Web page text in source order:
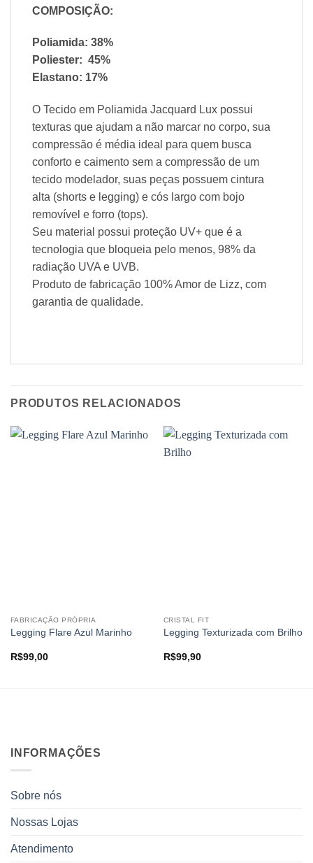
COMPOSIÇÃO:
Poliamida: 38%
Poliester: 45%
Elastano: 17%
O Tecido em Poliamida Jacquard Lux possui
texturas que ajudam a não marcar no corpo, sua
compressão é média ideal para quem busca
conforto e caimento sem a compressão de um
tecido modelador, suas peças possuem cintura
alta (shorts e legging) e cós largo com bojo
removível e forro (tops).
Seu material possui proteção UV+ que é a
tecnologia que bloqueia pelo menos, 98% da
radiação UVA e UVB.
Produto de fabricação 100% Amor de Lizz, com
garantia de qualidade.
PRODUTOS RELACIONADOS
FABRICAÇÃO PRÓPRIA
Legging Flare Azul Marinho
R$99,00
CRISTAL FIT
Legging Texturizada com Brilho
R$99,90
INFORMAÇÕES
Sobre nós
Nossas Lojas
Atendimento